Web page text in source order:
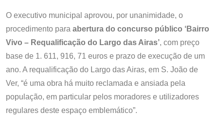
O executivo municipal aprovou, por unanimidade, o
procedimento para abertura do concurso público ‘Bairro
Vivo – Requalificação do Largo das Airas’, com preço
base de 1. 611, 916, 71 euros e prazo de execução de um
ano. A requalificação do Largo das Airas, em S. João de
Ver, “é uma obra há muito reclamada e ansiada pela
população, em particular pelos moradores e utilizadores
regulares deste espaço emblemático”.